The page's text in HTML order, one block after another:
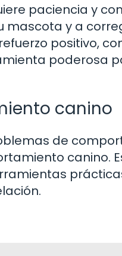
paciencia y
mascota y a
positivo,
poderosa
canino
de
canino.